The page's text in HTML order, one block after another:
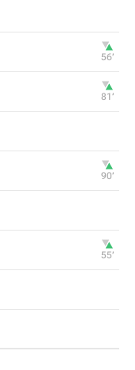
56‎’‎
81‎’‎
90‎’‎
55‎’‎